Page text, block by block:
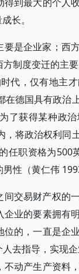
长。
是企业家；西
制度变迁的主
代，仅有地主
德国具有政治
了获得某种政
将政治权利同
职资格为500
性（黄仁伟
交易财产权的
业的要素拥有
的，一直是企
去指导，实现
动产生产资料